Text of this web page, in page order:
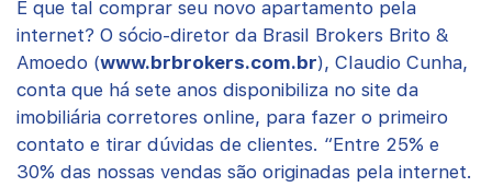
E que tal comprar seu novo apartamento pela
internet? O sócio-diretor da Brasil Brokers Brito &
Amoedo (www.brbrokers.com.br), Claudio Cunha,
conta que há sete anos disponibiliza no site da
imobiliária corretores online, para fazer o primeiro
contato e tirar dúvidas de clientes. “Entre 25% e
30% das nossas vendas são originadas pela internet.